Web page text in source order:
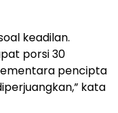
keadilan.
porsi 30
pencipta
kata